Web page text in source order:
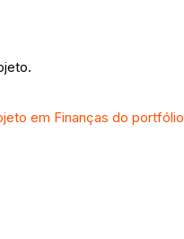
em Finanças do portfólio